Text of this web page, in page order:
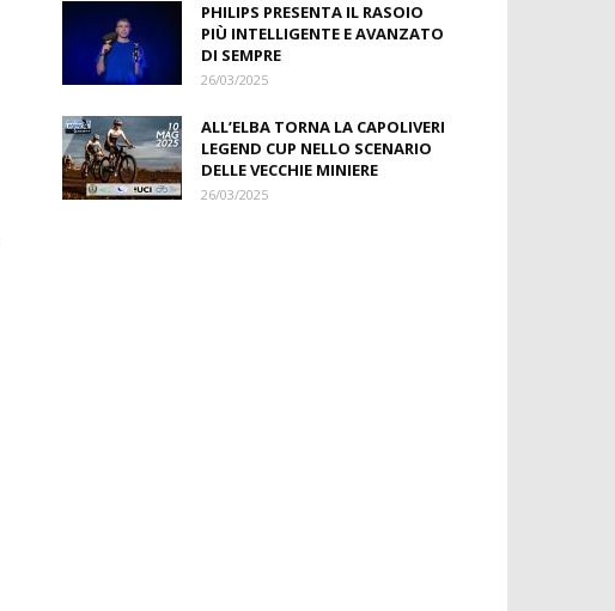
PHILIPS PRESENTA IL RASOIO
PIÙ INTELLIGENTE E AVANZATO
DI SEMPRE
26/03/2025
ALL’ELBA TORNA LA CAPOLIVERI
LEGEND CUP NELLO SCENARIO
DELLE VECCHIE MINIERE
26/03/2025